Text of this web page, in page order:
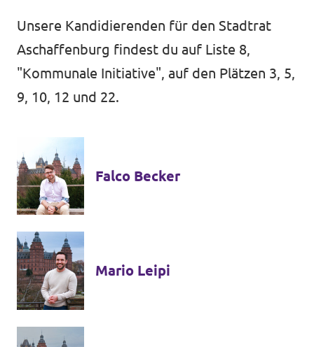
Mache bei uns mit!
In Bayern vor Ort
Transparenz
Datenschutz
Impressum
Unsere Kandidierenden für den Stadtrat
Aschaffenburg findest du auf Liste 8,
"Kommunale Initiative", auf den Plätzen 3, 5,
9, 10, 12 und 22.
Falco Becker
Mario Leipi